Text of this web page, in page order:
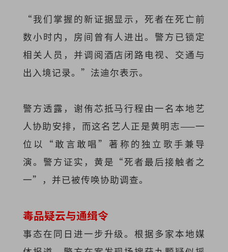
“我们掌握的新证据显示，死者在死亡前
数小时内，房间曾有人进出。警方已锁定
相关人员，并调阅酒店闭路电视、交通与
出入境记录。”法迪尔表示。
警方透露，谢侑芯抵马行程由一名本地艺
人协助安排，而这名艺人正是黄明志——一
位以“敢言敢唱”著称的独立歌手兼导
演。警方证实，黄是“死者最后接触者之
一”，并已被传唤协助调查。
毒品疑云与通缉令
事态在同日进一步升级。根据多家本地媒